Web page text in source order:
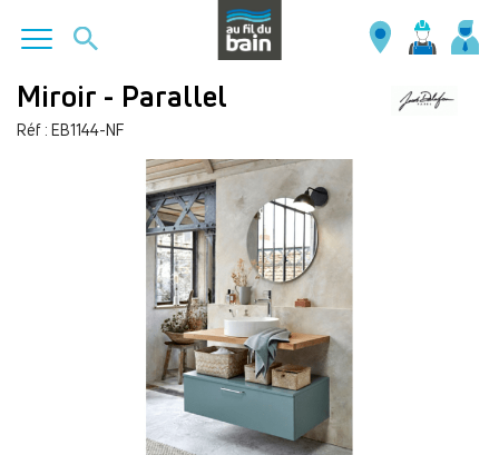
Aller
contenu
Miroir - Parallel
Réf : EB1144-NF